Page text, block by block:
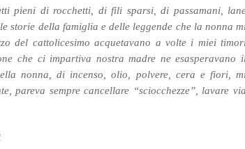
pieni di rocchetti, di fili sparsi, di passamani,
storie della famiglia e delle leggende che la nonna
del cattolicesimo acquetavano a volte i miei
che ci impartiva nostra madre ne esasperavano
nonna, di incenso, olio, polvere, cera e fiori,
pareva sempre cancellare “sciocchezze”, lavare via